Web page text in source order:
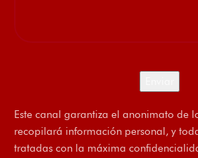
Este canal garantiza el anonimato de
recopilará información personal, y
tratadas con la máxima